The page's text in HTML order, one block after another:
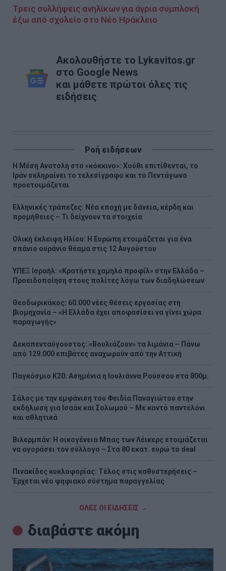
Τρεις συλλήψεις ανηλίκων για άγρια συμπλοκή
έξω από σχολείο στο Νέο Ηράκλειο
Ακολουθήστε το Lykavitos.gr
στο Google News
και μάθετε πρώτοι όλες τις
ειδήσεις
Ροή ειδήσεων
Η Μέση Ανατολή στο «κόκκινο»: Χούθι επιτίθενται, το
Ιράν σκληραίνει το τελεσίγραφο και το Πεντάγωνο
προετοιμάζεται
Ελληνικές τράπεζες: Νέα εποχή με δάνεια, κέρδη και
προμήθειες – Τι δείχνουν τα στοιχεία
Ολική έκλειψη Ηλίου: Η Ευρώπη ετοιμάζεται για ένα
σπάνιο ουράνιο θέαμα στις 12 Αυγούστου
ΥΠΕΞ Ισραήλ: «Κρατήστε χαμηλό προφίλ» στην Ελλάδα –
Προειδοποίηση στους πολίτες λόγω των διαδηλώσεων
Θεοδωρικάκος: 60.000 νέες θέσεις εργασίας στη
βιομηχανία – «Η Ελλάδα έχει αποφασίσει να γίνει χώρα
παραγωγής»
Δεκαπενταύγουστος: «Βουλιάζουν» τα λιμάνια – Πάνω
από 129.000 επιβάτες αναχωρούν από την Αττική
Παγκόσμιο Κ20: Ασημένια η Ιουλιάννα Ρούσσου στα 800μ.
Σάλος με την εμφάνιση του Φειδία Παναγιώτου στην
εκδήλωση για Ισαάκ και Σολωμού – Με κοντό παντελόνι
και αθλητικά
Βιλερμπάν: Η οικογένεια Μπας των Λέικερς ετοιμάζεται
να αγοράσει τον σύλλογο – Στα 80 εκατ. ευρώ το deal
Πινακίδες κυκλοφορίας: Τέλος στις καθυστερήσεις –
Έρχεται νέο ψηφιακό σύστημα παραγγελίας
ΟΛΕΣ ΟΙ ΕΙΔΗΣΕΙΣ →
διαβάστε ακόμη